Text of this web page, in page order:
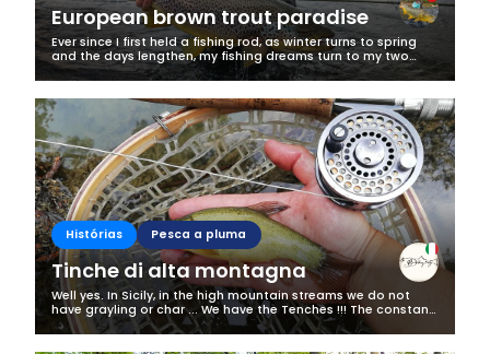
European brown trout paradise
Ever since I first held a fishing rod, as winter turns to spring
and the days lengthen, my fishing dreams turn to my two
favourite freshwater fish – brown trout and pike. This is when
the...
Histórias Pesca a pluma
Tinche di alta montagna
Well yes. In Sicily, in the high mountain streams we do not
have grayling or char ... We have the Tenches !!! The constant
search for uncontaminated places leads me to go there,
where contact with...